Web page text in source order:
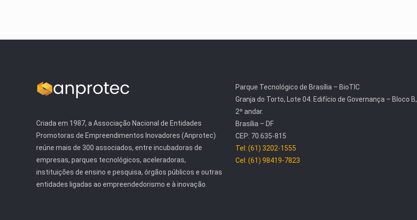
Criada em 1987, a Associação Nacional de Entidades
Promotoras de Empreendimentos Inovadores (Anprotec)
reúne mais de 300 associados, entre incubadoras de
empresas, parques tecnológicos, aceleradoras,
instituições de ensino e pesquisa, órgãos públicos e outras
entidades ligadas ao empreendedorismo e à inovação.
Parque Tecnológico de Brasília – BioTIC
Granja do Torto, Lote 04. Edifício de Governança – Bloco B,
2º andar.
Brasília – DF
CEP: 70.635-815
Tel: (61) 3202-1555
Cel: (61) 98419-7823